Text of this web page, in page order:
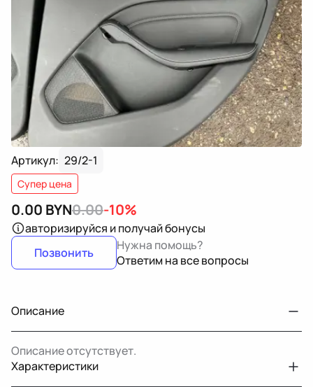
Артикул: 29/2-1
Супер цена
0.00 BYN0.00-10%
авторизируйся и получай бонусы
Позвонить
Нужна помощь?
Ответим на все вопросы
Описание
Описание отсутствует.
Характеристики